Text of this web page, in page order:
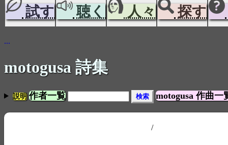
試す 聴く 人々 探す
...
motogusa 詩集
説明 作者一覧 motogusa 作曲一
/